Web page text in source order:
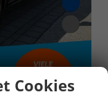
Cookies